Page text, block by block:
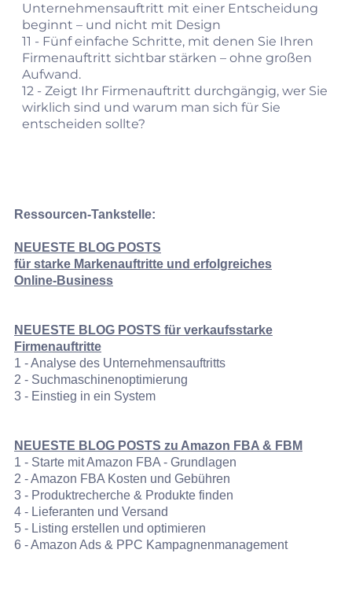
Unternehmensauftritt mit einer Entscheidung
beginnt – und nicht mit Design
11 - Fünf einfache Schritte, mit denen Sie Ihren
Firmenauftritt sichtbar stärken – ohne großen
Aufwand.
12 - Zeigt Ihr Firmenauftritt durchgängig, wer Sie
wirklich sind und warum man sich für Sie
entscheiden sollte?
Ressourcen-Tankstelle:
NEUESTE BLOG POSTS
für starke Markenauftritte und erfolgreiches
Online‑Business
NEUESTE BLOG POSTS für verkaufsstarke
Firmenauftritte
1 - Analyse des Unternehmensauftritts
2 - Suchmaschinenoptimierung
3 - Einstieg in ein System
NEUESTE BLOG POSTS zu Amazon FBA & FBM
1 - Starte mit Amazon FBA - Grundlagen
2 - Amazon FBA Kosten und Gebühren
3 - Produktrecherche & Produkte finden
4 - Lieferanten und Versand
5 - Listing erstellen und optimieren
6 - Amazon Ads & PPC Kampagnenmanagement